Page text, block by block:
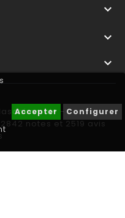
Accepter Configurer



-
2842notes et2519avis